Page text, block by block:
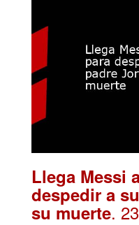
Llega Messi
despedir a
su muerte.